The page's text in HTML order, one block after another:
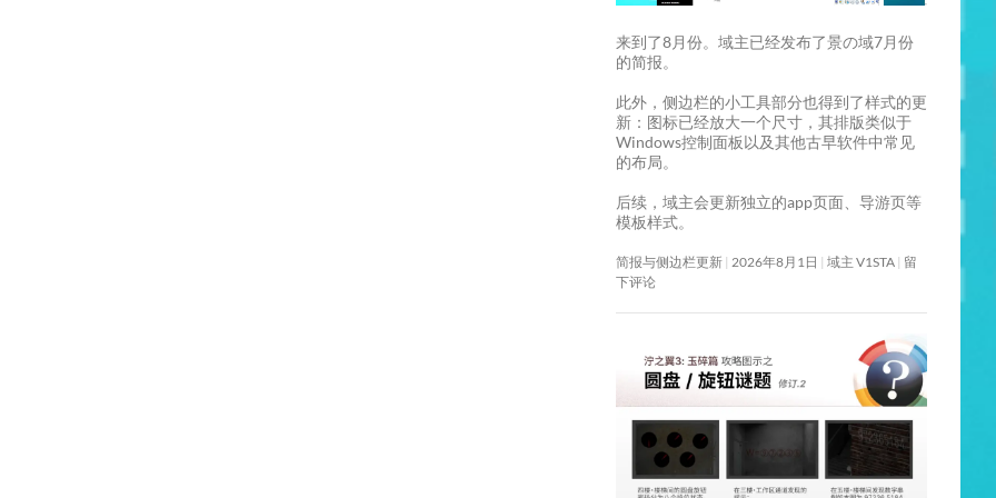
来到了8月份。域主已经发布了景の域7月份
的简报。
此外，侧边栏的小工具部分也得到了样式的更
新：图标已经放大一个尺寸，其排版类似于
Windows控制面板以及其他古早软件中常见
的布局。
后续，域主会更新独立的app页面、导游页等
模板样式。
简报与侧边栏更新 2026年8月1日 域主 V1STA 留
下评论